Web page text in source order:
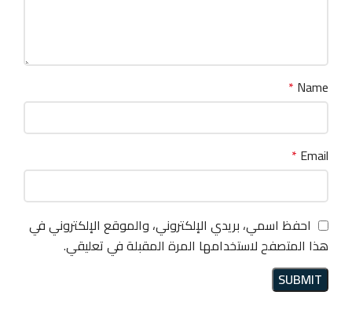
Name
*
Email
*
احفظ اسمي، بريدي الإلكتروني، والموقع الإلكتروني في
هذا المتصفح لاستخدامها المرة المقبلة في تعليقي.